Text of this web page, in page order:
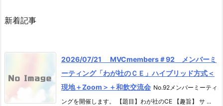
新着記事
2026/07/21 MVCmembers＃92 メンバーミ
ーティング「わが社のＣＥ」ハイブリッド方式＜
現地＋Zoom＞＋和飲交流会 No.92メンバーミーティ
ングを開催します。 【題目】わが社のCE 【趣旨】 サ ...